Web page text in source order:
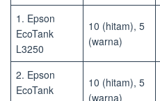
1. Epson
EcoTank
L3250
10 (hitam), 5
(warna)
2. Epson
EcoTank
10 (hitam), 5
(warna)